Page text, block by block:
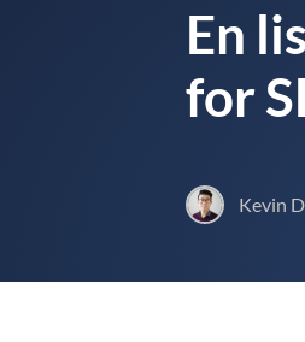
En
for
Kevin